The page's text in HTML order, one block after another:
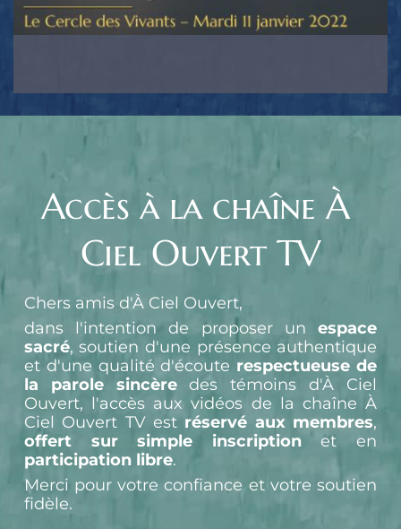
Accès à la chaîne À
Ciel Ouvert TV
Chers amis d'À Ciel Ouvert,
dans l'intention de proposer un espace
sacré, soutien d'une présence authentique
et d'une qualité d'écoute respectueuse de
la parole sincère des témoins d'À Ciel
Ouvert, l'accès aux vidéos de la chaîne À
Ciel Ouvert TV est réservé aux membres
offert sur simple inscription
participation libre.
Merci pour votre confiance et votre soutien
fidèle.